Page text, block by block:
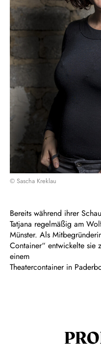
© Sascha Kreklau
Bereits während ihrer
Tatjana regelmäßig am
Münster. Als
Container“ entwickelte sie
einem
Theatercontainer in